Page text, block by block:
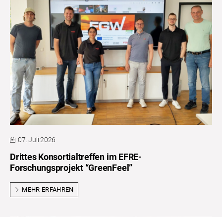
07. Juli 2026
Drittes Konsortialtreffen im EFRE-
Forschungsprojekt “GreenFeel”
MEHR ERFAHREN